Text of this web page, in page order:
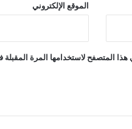
الموقع الإلكتروني
المتصفح لاستخدامها المرة المقبلة